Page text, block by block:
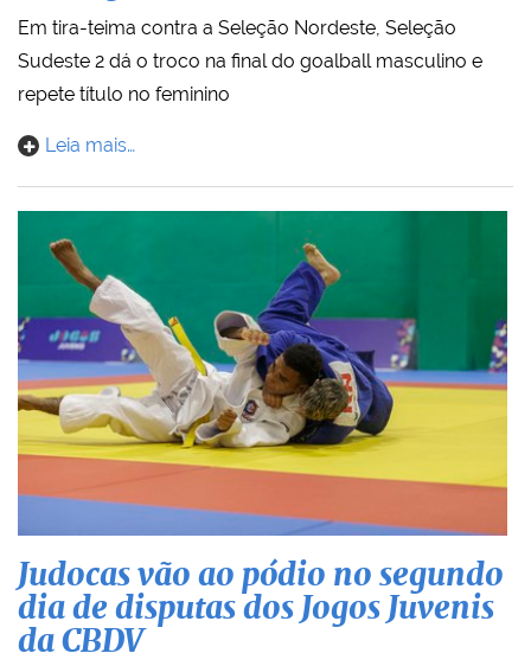
Em tira-teima contra a Seleção Nordeste, Seleção
Sudeste 2 dá o troco na final do goalball masculino e
repete título no feminino
Leia mais…
Judocas vão ao pódio no segundo
dia de disputas dos Jogos Juvenis
da CBDV